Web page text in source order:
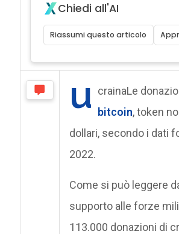
Chiedi all'AI
Riassumi questo articolo
u crainaLe
bitcoin, token
dollari, secondo i dati
2022.
Come si può leggere
supporto alle forze
113.000 donazioni di